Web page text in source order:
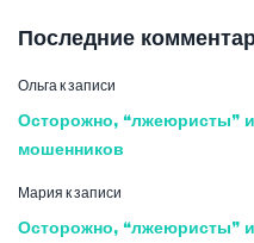
Последние
Ольга к записи
Осторожно, “лжеюристы”
мошенников
Мария к записи
Осторожно, “лжеюристы”